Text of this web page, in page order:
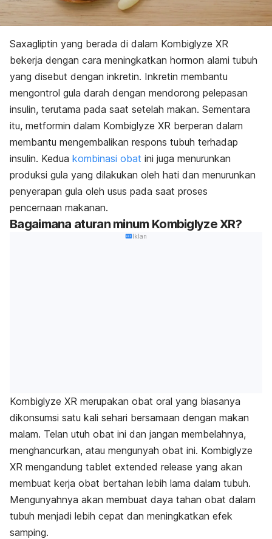
Saxagliptin yang berada di dalam Kombiglyze XR
bekerja dengan cara meningkatkan hormon alami tubuh
yang disebut dengan inkretin. Inkretin membantu
mengontrol gula darah dengan mendorong pelepasan
insulin, terutama pada saat setelah makan. Sementara
itu, metformin dalam Kombiglyze XR berperan dalam
membantu mengembalikan respons tubuh terhadap
insulin. Kedua kombinasi obat ini juga menurunkan
produksi gula yang dilakukan oleh hati dan menurunkan
penyerapan gula oleh usus pada saat proses
pencernaan makanan.
Bagaimana aturan minum Kombiglyze XR?
Iklan
Kombiglyze XR merupakan obat oral yang biasanya
dikonsumsi satu kali sehari bersamaan dengan makan
malam. Telan utuh obat ini dan jangan membelahnya,
menghancurkan, atau mengunyah obat ini. Kombiglyze
XR mengandung tablet extended release yang akan
membuat kerja obat bertahan lebih lama dalam tubuh.
Mengunyahnya akan membuat daya tahan obat dalam
tubuh menjadi lebih cepat dan meningkatkan efek
samping.